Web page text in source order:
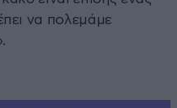
να πολεμάμε